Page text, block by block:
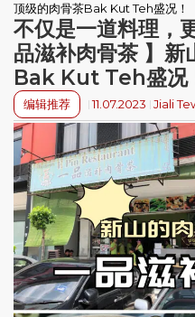
顶级的肉骨茶Bak Kut Teh盛况！
不仅是一道料理，
品滋补肉骨茶 】新
Bak Kut Teh盛况
编辑推荐 11.07.2023 Jiali